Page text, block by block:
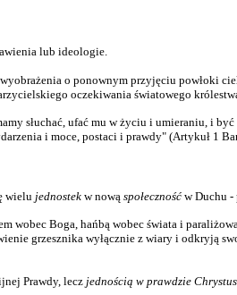
lub ideologie.
o ponownym przyjęciu powłoki
oczekiwania światowego
słuchać, ufać mu w życiu i umieraniu, i być
i moce, postaci i prawdy" (Artykuł 1
wielu jednostekw nową społecznośćw Duchu -
wobec Boga, hańbą wobec świata i
grzesznika wyłącznie z wiary i odkryją
Prawdy, lecz jednością w prawdzie